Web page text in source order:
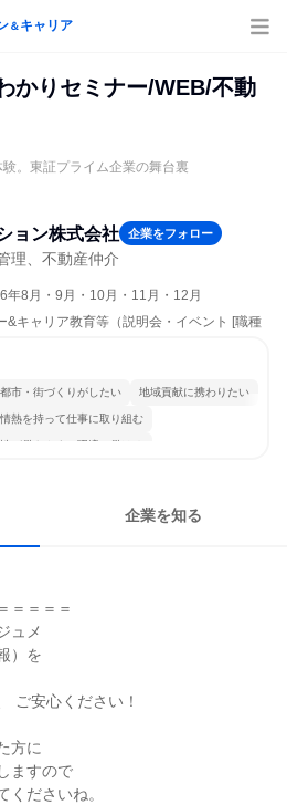
＆キャリア
かりセミナー/WEB/不動
。東証プライム企業の舞台裏
ョン株式会社 企業をフォロー
理、不動産仲介
年8月・9月・10月・11月・12月
&キャリア教育等（説明会・イベント [職種
都市・街づくりがしたい 地域貢献に携わりたい
情熱を持って仕事に取り組む
性が働きやすい環境で働ける
企業を知る
＝＝＝＝
ュメ
）を
ご安心ください！
方に
ますので
くださいね。